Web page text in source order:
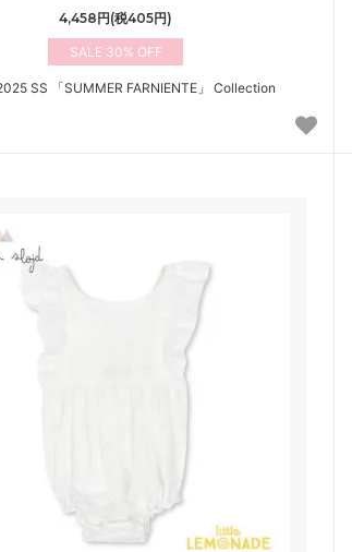
4,458円(税405円)
30%
SS 「SUMMER FARNIENTE」 Collection